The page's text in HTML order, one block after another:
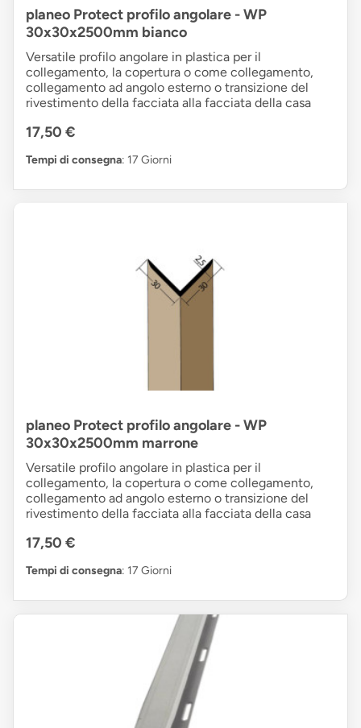
planeo Protect profilo angolare - WP
30x30x2500mm bianco
Versatile profilo angolare in plastica per il
collegamento, la copertura o come collegamento,
collegamento ad angolo esterno o transizione del
rivestimento della facciata alla facciata della casa
17,50 €
Tempi di consegna: 17 Giorni
planeo Protect profilo angolare - WP
30x30x2500mm marrone
Versatile profilo angolare in plastica per il
collegamento, la copertura o come collegamento,
collegamento ad angolo esterno o transizione del
rivestimento della facciata alla facciata della casa
17,50 €
Tempi di consegna: 17 Giorni